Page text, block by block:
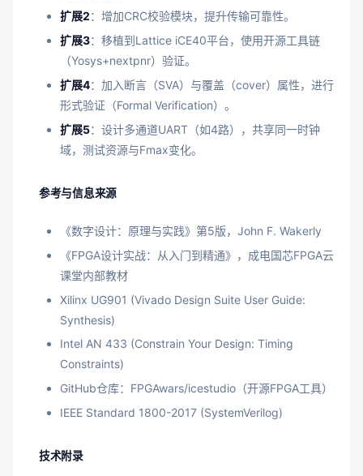
扩展2：增加CRC校验模块，提升传输可靠性。
扩展3：移植到Lattice iCE40平台，使用开源工具链
（Yosys+nextpnr）验证。
扩展4：加入断言（SVA）与覆盖（cover）属性，进行
形式验证（Formal Verification）。
扩展5：设计多通道UART（如4路），共享同一时钟
域，测试资源与Fmax变化。
参考与信息来源
《数字设计：原理与实践》第5版，John F. Wakerly
《FPGA设计实战：从入门到精通》，成电国芯FPGA云
课堂内部教材
Xilinx UG901 (Vivado Design Suite User Guide:
Synthesis)
Intel AN 433 (Constrain Your Design: Timing
Constraints)
GitHub仓库：FPGAwars/icestudio（开源FPGA工具）
IEEE Standard 1800-2017 (SystemVerilog)
技术附录